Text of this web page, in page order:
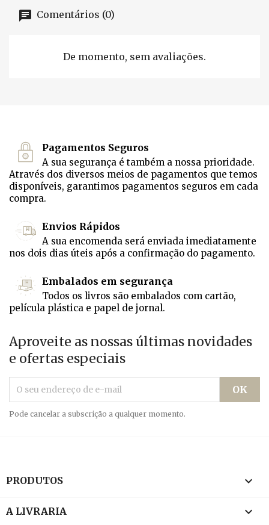
Comentários (0)
De momento, sem avaliações.
Pagamentos Seguros
A sua segurança é também a nossa prioridade.
Através dos diversos meios de pagamentos que temos
disponíveis, garantimos pagamentos seguros em cada
compra.
Envios Rápidos
A sua encomenda será enviada imediatamente
nos dois dias úteis após a confirmação do pagamento.
Embalados em segurança
Todos os livros são embalados com cartão,
película plástica e papel de jornal.
Aproveite as nossas últimas novidades
e ofertas especiais
Pode cancelar a subscrição a qualquer momento.
PRODUTOS 
A LIVRARIA 